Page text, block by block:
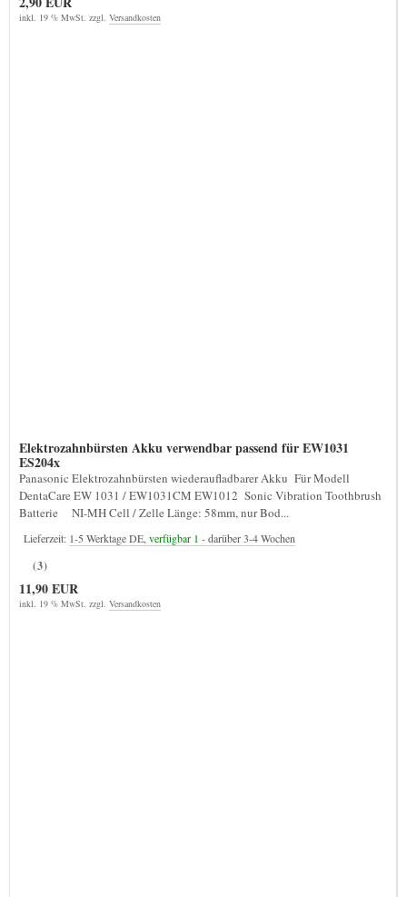
inkl. 19 % MwSt. zzgl. Versandkosten
Elektrozahnbürsten Akku verwendbar passend für EW1031
ES204x
Panasonic Elektrozahnbürsten wiederaufladbarer Akku Für Modell
DentaCare EW 1031 / EW1031CM EW1012 Sonic Vibration Toothbrush
Batterie NI-MH Cell / Zelle Länge: 58mm, nur Bod...
Lieferzeit: 1-5 Werktage DE, verfügbar 1 - darüber 3-4 Wochen
(3)
11,90 EUR
inkl. 19 % MwSt. zzgl. Versandkosten